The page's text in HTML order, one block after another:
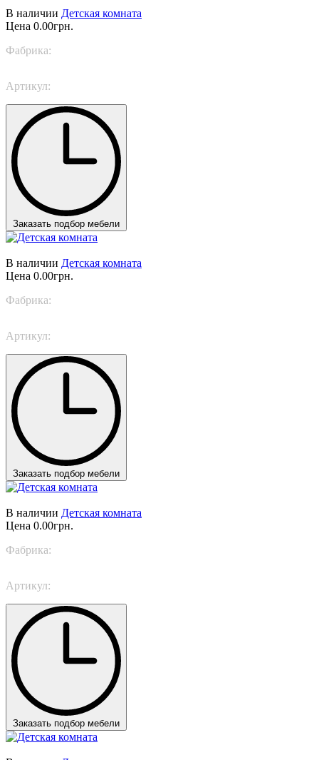
В наличии Детская комната
Цена 0.00грн.
Фабрика:
Артикул:
Заказать подбор мебели
В наличии Детская комната
Цена 0.00грн.
Фабрика:
Артикул:
Заказать подбор мебели
В наличии Детская комната
Цена 0.00грн.
Фабрика:
Артикул:
Заказать подбор мебели